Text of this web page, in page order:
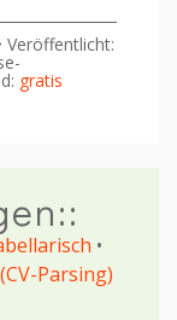
Veröffentlicht:
gratis
•
Parsing)